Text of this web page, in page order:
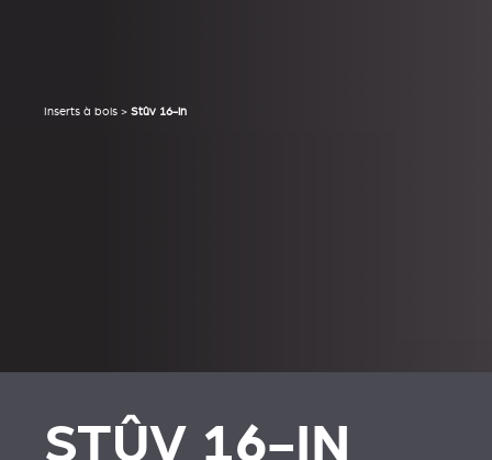
Inserts à bois > Stûv 16-in
STÛV 16-IN